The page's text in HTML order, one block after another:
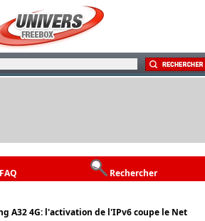
FAQ Rechercher
A32 4G: l'activation de l'IPv6 coupe le Net